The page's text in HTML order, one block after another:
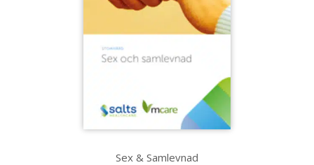
Sex & Samlevnad